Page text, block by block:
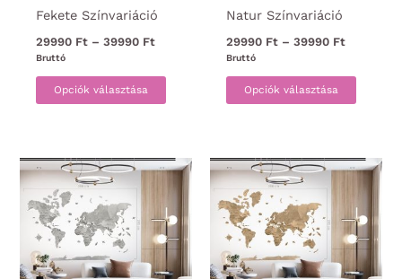
Fekete Színvariáció
29990 Ft – 39990 FtÁrtartomány:
Bruttó
Opciók választása
Ennek
a
több
variációja
A
változatok
a
Natur Színvariáció
29990 Ft – 39990 Ft
Bruttó
Opciók választása
Ennek
a
több
A
a